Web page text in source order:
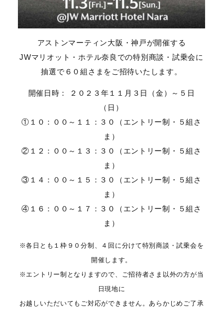
アストンマーティン大阪・神戸が開催する
JWマリオット・ホテル奈良での特別商談・試乗会に
抽選で６０組さまをご招待いたします。
開催日時： ２０２３年１１月３日（金）～５日
（日）
①１０：００～１１：３０（エントリー制・５組さ
ま）
②１２：００～１３：３０（エントリー制・５組さ
ま）
③１４：００～１５：３０（エントリー制・５組さ
ま）
④１６：００～１７：３０（エントリー制・５組さ
ま）
※各日とも１枠９０分制、４回に分けて特別商談・試乗会を
開催します。
※エントリー制となりますので、ご招待者さま以外の方が当
日現地に
お越しいただいてもご対応ができません。あらかじめご了承